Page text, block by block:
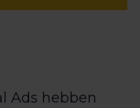
Ads hebben